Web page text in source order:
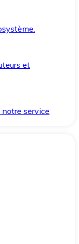
et
service